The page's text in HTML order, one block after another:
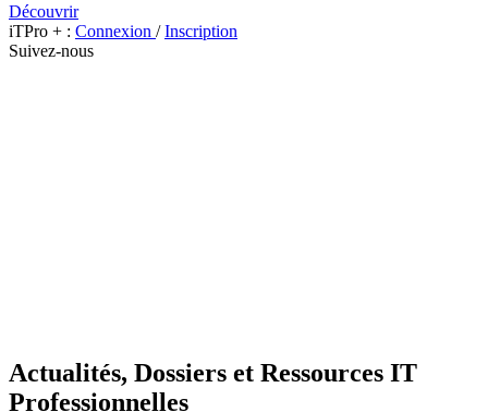
Découvrir
iTPro + : Connexion /Inscription
Suivez-nous
Actualités, Dossiers et Ressources IT
Professionnelles